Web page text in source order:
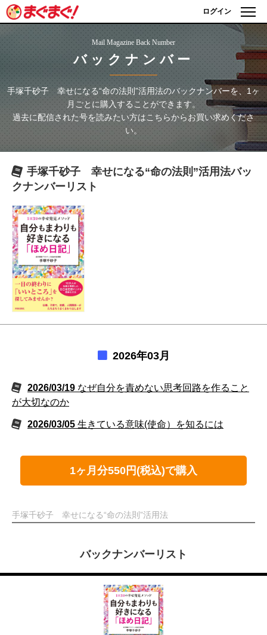
ログイン
Mail Magazine Back Number
バックナンバー
手塚千砂子 幸せになる“命の法則”活用法のバックナンバーを、1ヶ
月ごとに購入することができます。
過去に配信された号を読みたい方はこちらからお買い求めくださ
い。
手塚千砂子 幸せになる“命の法則”活用法バッ
クナンバーリスト
2026年03月
2026/03/19 なぜ自分を責めない思考回路を作ること
が大切なのか
2026/03/05 生きている意味(使命）を知るには
1ヶ月分550円(税込)で購入
手塚千砂子 幸せになる“命の法則”活用法
バックナンバーリスト